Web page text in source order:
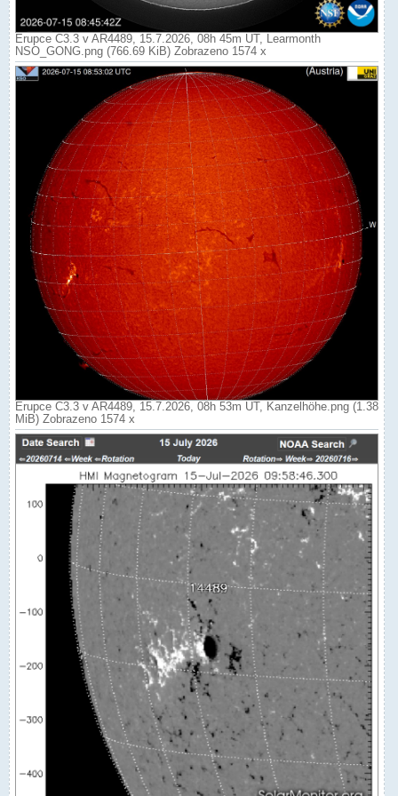
Erupce C3.3 v AR4489, 15.7.2026, 08h 45m UT, Learmonth
NSO_GONG.png (766.69 KiB) Zobrazeno 1574 x
Erupce C3.3 v AR4489, 15.7.2026, 08h 53m UT, Kanzelhöhe.png (1.38
MiB) Zobrazeno 1574 x